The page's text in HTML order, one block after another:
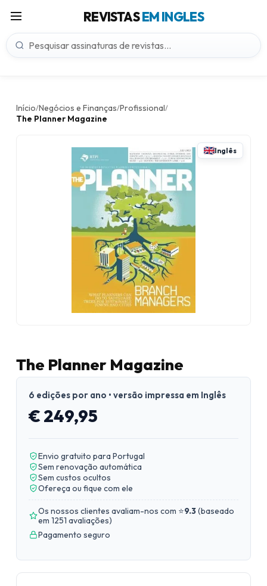
REVISTASEM INGLES
Início/Negócios e Finanças/Profissional/
The Planner Magazine
Inglês
The Planner Magazine
6 edições por ano • versão impressa em Inglês
€ 249,95
Envio gratuito para Portugal
Sem renovação automática
Sem custos ocultos
Ofereça ou fique com ele
Os nossos clientes avaliam-nos com ⭐9.3(baseado
em 1251 avaliações)
Pagamento seguro